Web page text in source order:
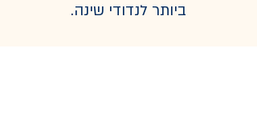
ביותר לנדודי שינה.